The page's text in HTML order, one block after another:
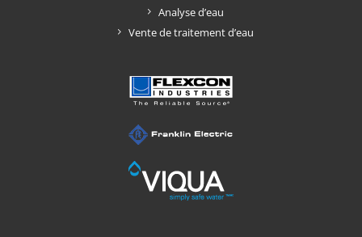
Analyse d’eau
Vente de traitement d’eau